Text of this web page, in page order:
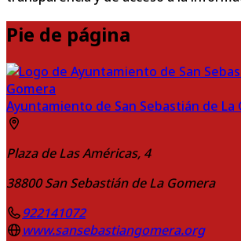
Pie de página
Ayuntamiento de San Sebastián de La
Plaza de Las Américas, 4
38800 San Sebastián de La Gomera
922141072
www.sansebastiangomera.org